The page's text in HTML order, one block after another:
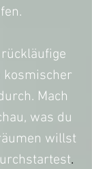
kosmischer
Mach
was du
willst
.